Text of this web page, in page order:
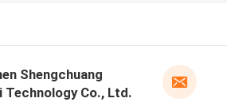
Shengchuang
Technology Co., Ltd.